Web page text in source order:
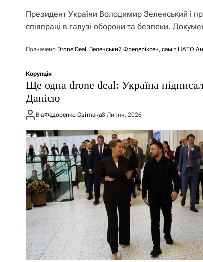
Президент України Володимир Зеленський і
співпраці в галузі оборони та безпеки.
Позначено Drone Deal , Зеленський Фредеріксен, саміт НАТО
Корупція
Ще одна drone deal: Україна
Данією
ВідФедоренко Світлана8 Липня, 2026